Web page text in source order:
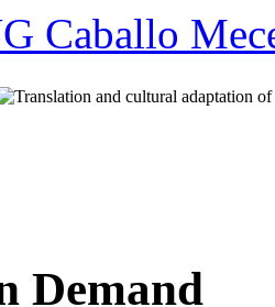
Caballo
Demand